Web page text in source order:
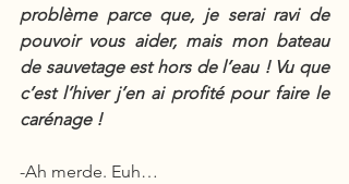
problème parce que, je serai ravi de
pouvoir vous aider, mais mon bateau
de sauvetage est hors de l’eau ! Vu que
c’est l’hiver j’en ai profité pour faire le
carénage !
-Ah merde. Euh…